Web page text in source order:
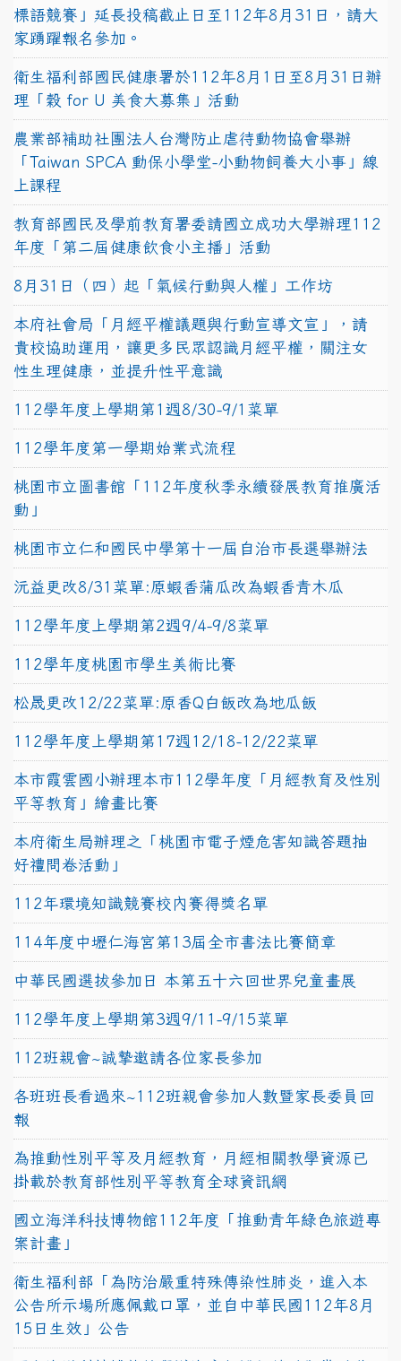
標語競賽」延長投稿截止日至112年8月31日，請大
家踴躍報名參加。
衛生福利部國民健康署於112年8月1日至8月31日辦
理「穀 for U 美食大募集」活動
農業部補助社團法人台灣防止虐待動物協會舉辦
「Taiwan SPCA 動保小學堂-小動物飼養大小事」線
上課程
教育部國民及學前教育署委請國立成功大學辦理112
年度「第二屆健康飲食小主播」活動
8月31日（四）起「氣候行動與人權」工作坊
本府社會局「月經平權議題與行動宣導文宣」，請
貴校協助運用，讓更多民眾認識月經平權，關注女
性生理健康，並提升性平意識
112學年度上學期第1週8/30-9/1菜單
112學年度第一學期始業式流程
桃園市立圖書館「112年度秋季永續發展教育推廣活
動」
桃園市立仁和國民中學第十一屆自治市長選舉辦法
沅益更改8/31菜單:原蝦香蒲瓜改為蝦香青木瓜
112學年度上學期第2週9/4-9/8菜單
112學年度桃園市學生美術比賽
松晟更改12/22菜單:原香Q白飯改為地瓜飯
112學年度上學期第17週12/18-12/22菜單
本市霞雲國小辦理本市112學年度「月經教育及性別
平等教育」繪畫比賽
本府衛生局辦理之「桃園市電子煙危害知識答題抽
好禮問卷活動」
112年環境知識競賽校內賽得獎名單
114年度中壢仁海宮第13屆全市書法比賽簡章
中華民國選拔參加日 本第五十六回世界兒童畫展
112學年度上學期第3週9/11-9/15菜單
112班親會~誠摯邀請各位家長參加
各班班長看過來~112班親會參加人數暨家長委員回
報
為推動性別平等及月經教育，月經相關教學資源已
掛載於教育部性別平等教育全球資訊網
國立海洋科技博物館112年度「推動青年綠色旅遊專
案計畫」
衛生福利部「為防治嚴重特殊傳染性肺炎，進入本
公告所示場所應佩戴口罩，並自中華民國112年8月
15日生效」公告